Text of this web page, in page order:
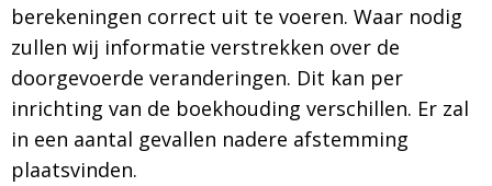
berekeningen correct uit te voeren. Waar nodig
zullen wij informatie verstrekken over de
doorgevoerde veranderingen. Dit kan per
inrichting van de boekhouding verschillen. Er zal
in een aantal gevallen nadere afstemming
plaatsvinden.